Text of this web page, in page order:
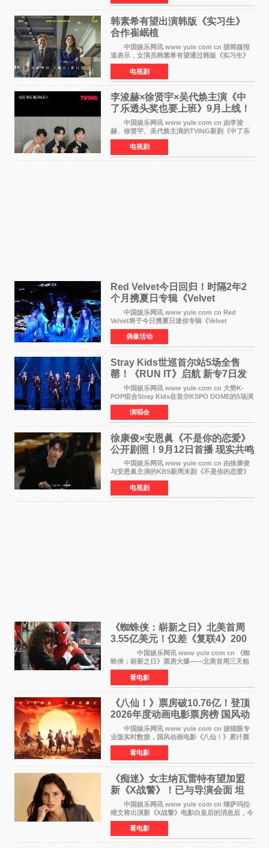
沃纳·赫
韩素希有望出演韩版《实习生》
合作崔岷植
中国娱乐网讯 www yule com cn 据韩媒报
道表示，女演员韩素希有望通过韩版《实习生》
回归荧幕，合作前辈演员崔岷植。 根据消息
表示，演员韩素希目前已经结束了电视剧《Y计
划》的拍摄工
电视剧
李浚赫×徐贤宇×吴代焕主演《中
了乐透头奖也要上班》9月上线！
TVING先网后台
中国娱乐网讯 www yule com cn 由李浚
赫、徐贤宇、吴代焕主演的TVING新剧《中了乐
透头奖也要上班》定档9月10日播出，随后于9月
14日起登陆tvN月火档，实现先网后台双平台播出
模式。 本剧改
电视剧
Red Velvet今日回归！时隔2年2
个月携夏日专辑《Velvet
Summer》重启完整体活动
中国娱乐网讯 www yule com cn Red
Velvet将于今日携夏日迷你专辑《Velvet
Summer》时隔2年2个月重启完整体活动。这张
于8月3日发行的专辑，主打柔和成熟氛围的夏日
音乐，收录了成员们想着
偶像活动
Stray Kids世巡首尔站5场全售
罄！《RUN IT》启航 新专7日发
中国娱乐网讯 www yule com cn 大势K-
POP组合Stray Kids在首尔KSPO DOME的5场演
唱会全部售罄，为新世界巡演拉开序幕。据所属
社JYP娱乐透露，Stray Kids于上月25至26日、
29日及本月1至2日
演唱会
徐康俊×安恩眞《不是你的恋爱》
公开剧照！9月12日首播 现实共鸣
罗曼史来袭
中国娱乐网讯 www yule com cn 由徐康俊
与安恩眞主演的KBS新周末剧《不是你的恋爱》
于近日公开首波剧照，正式定档9月12日首
播。 剧照中，徐康俊与安恩眞并肩而坐，眼
神中流露出复杂而微
电视剧
《蜘蛛侠：崭新之日》北美首周
3.55亿美元！仅差《复联4》200
万 影史第二全球开画
中国娱乐网讯 www yule com cn 《蜘
蛛侠：崭新之日》票房大爆——北美首周三天粗
报3 55亿美元，仅比影史最高北美开画《复仇者
联盟4：终局之战》的3 571亿美元少200万出头，
精报调整后仍
看电影
《八仙！》票房破10.76亿！登顶
2026年度动画电影票房榜 国风动
画逆袭暑期档
中国娱乐网讯 www yule com cn 据猫眼专
业版实时数据，国风动画电影《八仙！》累计票
房突破10 76亿元，超过《熊出没·年年有熊》，
暂列2026年度动画影片票房榜冠军。该片自暑期
档登陆院线以
看电影
《痴迷》女主纳瓦雷特有望加盟
新《X战警》！已与导演会面 坦
言“魔形女一直很酷”
中国娱乐网讯 www yule com cn 继萨玛拉·
维文将出演新《X战警》电影白皇后的消息后，今
年暑期档大热恐怖片《痴迷》女主角印达·纳瓦雷
特也有望加盟这部备受瞩目的漫威新作——目前
还处于有
看电影